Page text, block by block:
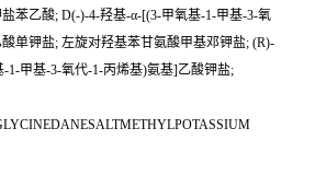
苯乙酸; D(-)-4-羟基-α-[(3-甲氧基-1-甲基-3-氧
单钾盐; 左旋对羟基苯甘氨酸甲基邓钾盐; (R)-
1-甲基-3-氧代-1-丙烯基)氨基]乙酸钾盐;